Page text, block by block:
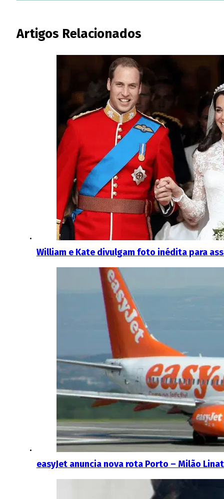
Artigos Relacionados
William e Kate divulgam foto inédita para
easyJet anuncia nova rota Porto – Milão